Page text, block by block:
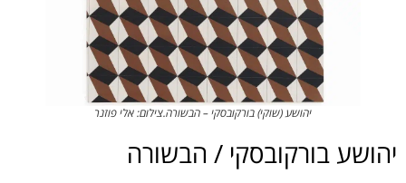
יהושע (שוקי) בורקובסקי – הבשורה.צילום: אלי פוזנר
יהושע בורקובסקי / הבשורה